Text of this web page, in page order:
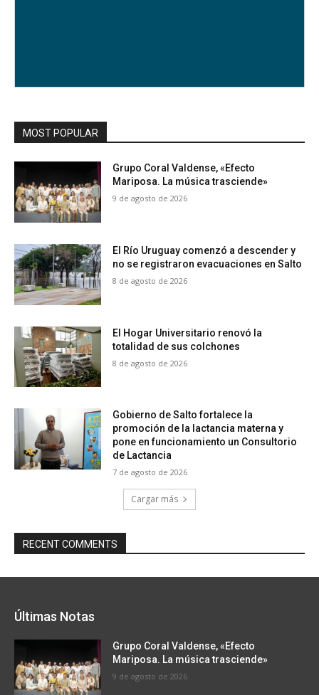
MOST POPULAR
Grupo Coral Valdense, «Efecto
Mariposa. La música trasciende»
9 de agosto de 2026
El Río Uruguay comenzó a descender y
no se registraron evacuaciones en Salto
8 de agosto de 2026
El Hogar Universitario renovó la
totalidad de sus colchones
8 de agosto de 2026
Gobierno de Salto fortalece la
promoción de la lactancia materna y
pone en funcionamiento un Consultorio
de Lactancia
7 de agosto de 2026
Cargar más
RECENT COMMENTS
Últimas Notas
Grupo Coral Valdense, «Efecto
Mariposa. La música trasciende»
9 de agosto de 2026